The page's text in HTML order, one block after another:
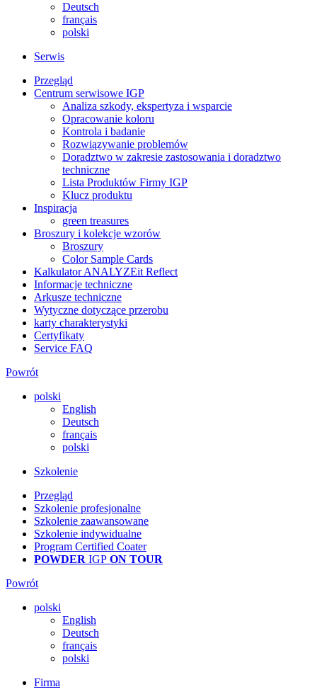
Deutsch
français
polski
Serwis
Przegląd
Centrum serwisowe IGP
Analiza szkody, ekspertyza i wsparcie
Opracowanie koloru
Kontrola i badanie
Rozwiązywanie problemów
Doradztwo w zakresie zastosowania i doradztwo
techniczne
Lista Produktów Firmy IGP
Klucz produktu
Inspiracja
green treasures
Broszury i kolekcje wzorów
Broszury
Color Sample Cards
Kalkulator ANALYZEit Reflect
Informacje techniczne
Arkusze techniczne
Wytyczne dotyczące przerobu
karty charakterystyki
Certyfikaty
Service FAQ
Powrót
polski
English
Deutsch
français
polski
Szkolenie
Przegląd
Szkolenie profesjonalne
Szkolenie zaawansowane
Szkolenie indywidualne
Program Certified Coater
POWDER IGP ON TOUR
Powrót
polski
English
Deutsch
français
polski
Firma